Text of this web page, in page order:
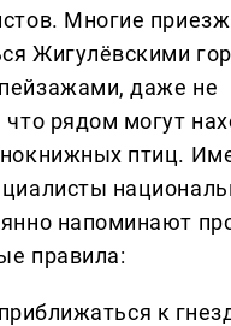
Многие
Жигулёвскими
даже не
что рядом могут
птиц.
напоминают
правила:
к